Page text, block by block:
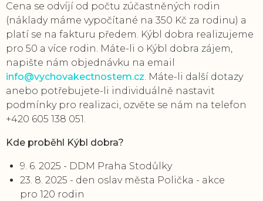
Cena se odvíjí od počtu zúčastněných rodin
(náklady máme vypočítané na 350 Kč za rodinu) a
platí se na fakturu předem. Kýbl dobra realizujeme
pro 50 a více rodin. Máte-li o Kýbl dobra zájem,
napište nám objednávku na email
info@vychovakectnostem.cz. Máte-li další dotazy
anebo potřebujete-li individuálně nastavit
podmínky pro realizaci, ozvěte se nám na telefon
+420 605 138 051.
Kde proběhl Kýbl dobra?
9. 6. 2025 - DDM Praha Stodůlky
23. 8. 2025 - den oslav města Polička - akce
pro 120 rodin